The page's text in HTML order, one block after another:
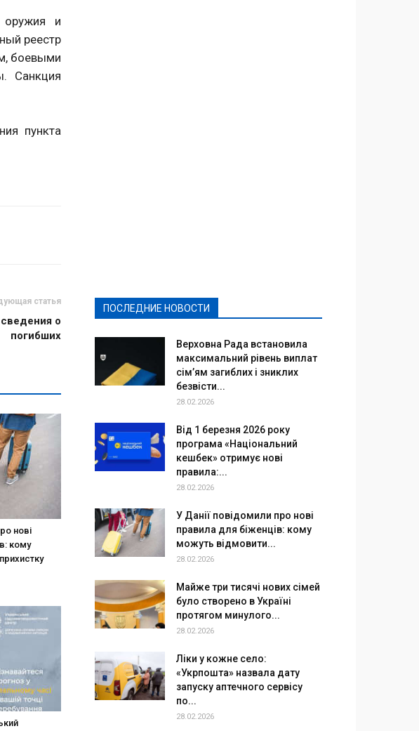
оружия и
реестр
боевыми
Санкция
пункта
статья
о
погибших
нові
кому
ПОСЛЕДНИЕ НОВОСТИ
Верховна Рада встановила
максимальний рівень виплат
сім’ям загиблих і зниклих
безвісти...
28.02.2026
Від 1 березня 2026 року
програма «Національний
кешбек» отримує нові
правила:...
28.02.2026
У Данії повідомили про нові
правила для біженців: кому
можуть відмовити...
28.02.2026
Майже три тисячі нових сімей
було створено в Україні
протягом минулого...
28.02.2026
Ліки у кожне село:
«Укрпошта» назвала дату
запуску аптечного сервісу
по...
28.02.2026